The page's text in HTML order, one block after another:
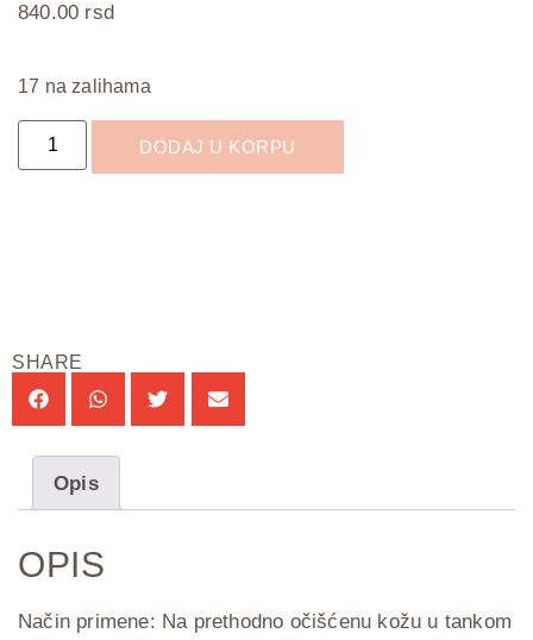
840.00 rsd
17 na zalihama
DODAJ U KORPU
SHARE
Opis
OPIS
Način primene: Na prethodno očišćenu kožu u tankom